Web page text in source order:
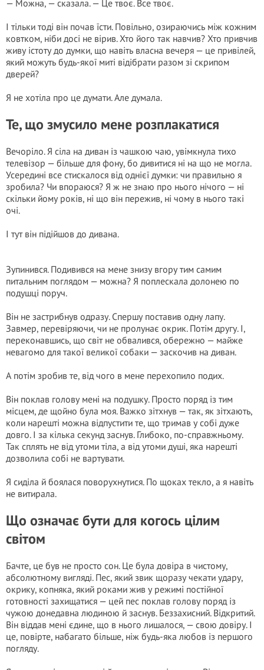
— Можна, — сказала. — Це твоє. Все твоє.
І тільки тоді він почав їсти. Повільно, озираючись між кожним
ковтком, ніби досі не вірив. Хто його так навчив? Хто привчив
живу істоту до думки, що навіть власна вечеря — це привілей,
який можуть будь-якої миті відібрати разом зі скрипом
дверей?
Я не хотіла про це думати. Але думала.
Те, що змусило мене розплакатися
Вечоріло. Я сіла на диван із чашкою чаю, увімкнула тихо
телевізор — більше для фону, бо дивитися ні на що не могла.
Усередині все стискалося від однієї думки: чи правильно я
зробила? Чи впораюся? Я ж не знаю про нього нічого — ні
скільки йому років, ні що він пережив, ні чому в нього такі
очі.
І тут він підійшов до дивана.
Зупинився. Подивився на мене знизу вгору тим самим
питальним поглядом — можна? Я поплескала долонею по
подушці поруч.
Він не застрибнув одразу. Спершу поставив одну лапу.
Завмер, перевіряючи, чи не пролунає окрик. Потім другу. І,
переконавшись, що світ не обвалився, обережно — майже
невагомо для такої великої собаки — заскочив на диван.
А потім зробив те, від чого в мене перехопило подих.
Він поклав голову мені на подушку. Просто поряд із тим
місцем, де щойно була моя. Важко зітхнув — так, як зітхають,
коли нарешті можна відпустити те, що тримав у собі дуже
довго. І за кілька секунд заснув. Глибоко, по-справжньому.
Так сплять не від утоми тіла, а від утоми душі, яка нарешті
дозволила собі не вартувати.
Я сиділа й боялася поворухнутися. По щоках текло, а я навіть
не витирала.
Що означає бути для когось цілим
світом
Бачте, це був не просто сон. Це була довіра в чистому,
абсолютному вигляді. Пес, який звик щоразу чекати удару,
окрику, копняка, який роками жив у режимі постійної
готовності захищатися — цей пес поклав голову поряд із
чужою донедавна людиною й заснув. Беззахисний. Відкритий.
Він віддав мені єдине, що в нього лишалося, — свою довіру. І
це, повірте, набагато більше, ніж будь-яка любов із першого
погляду.